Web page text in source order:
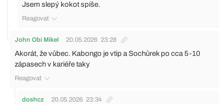
Jsem slepý kokot spíše.
Reagovat
John Obi Mikel 20.05.2026 23:28
Akorát, že vůbec. Kabongo je vtip a Sochůrek po cca 5-10
zápasech v kariéře taky
Reagovat
doshcz 20.05.2026 23:34